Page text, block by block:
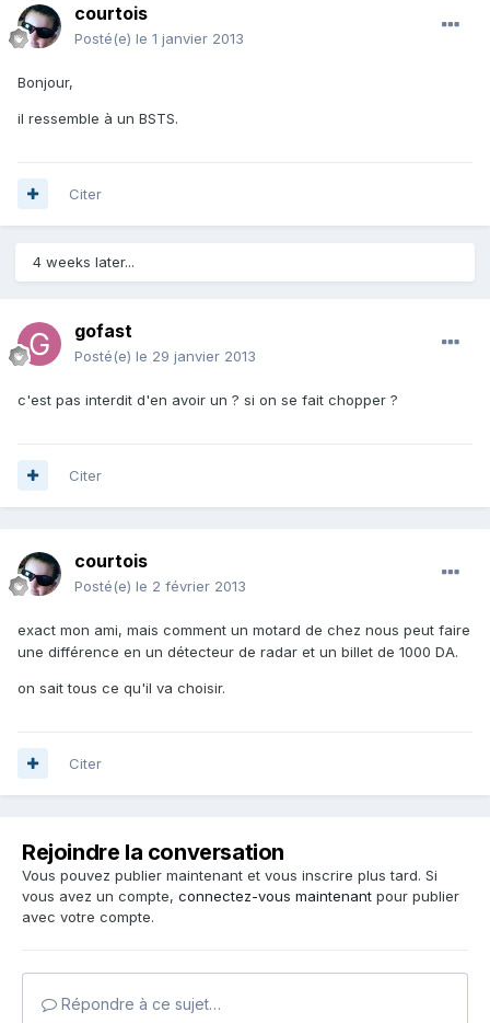
courtois
Posté(e) le 1 janvier 2013
Bonjour,
il ressemble à un BSTS.
Citer
4 weeks later...
gofast
Posté(e) le 29 janvier 2013
c'est pas interdit d'en avoir un ? si on se fait chopper ?
Citer
courtois
Posté(e) le 2 février 2013
exact mon ami, mais comment un motard de chez nous peut faire
une différence en un détecteur de radar et un billet de 1000 DA.
on sait tous ce qu'il va choisir.
Citer
Rejoindre la conversation
Vous pouvez publier maintenant et vous inscrire plus tard. Si
vous avez un compte, connectez-vous maintenant pour publier
avec votre compte.
Répondre à ce sujet…